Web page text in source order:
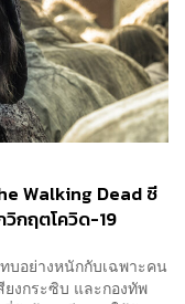
Walking Dead ซี
วิกฤตโควิด-19
บอย่างหนักกับเฉพาะคน
ยงกระซิบ และกองทัพ